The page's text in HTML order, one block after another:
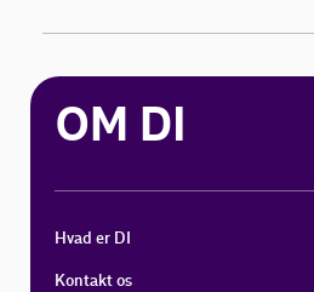
OM DI
Hvad er DI
Kontakt os